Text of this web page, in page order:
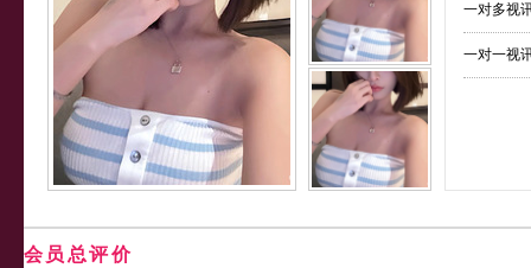
一对多视
一对一视
会员总评价